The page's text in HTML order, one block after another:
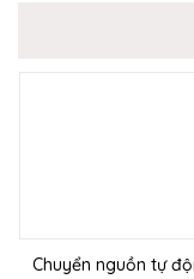
Chuyển nguồn tự